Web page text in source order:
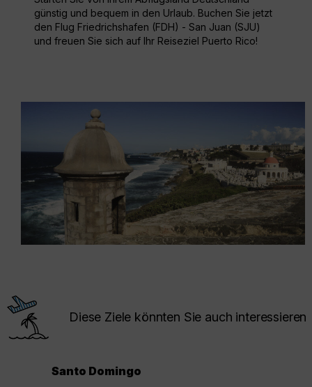
günstig und bequem in den Urlaub. Buchen Sie jetzt
den Flug Friedrichshafen (FDH) - San Juan (SJU)
und freuen Sie sich auf Ihr Reiseziel Puerto Rico!
Diese Ziele könnten Sie auch interessieren
Santo Domingo